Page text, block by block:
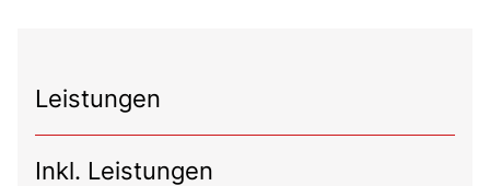
Leistungen
Inkl. Leistungen